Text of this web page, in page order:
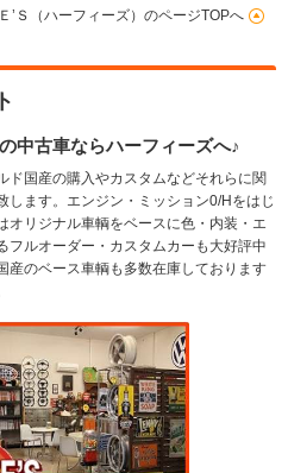
’Ｓ（ハーフィーズ）のページTOPへ
中古車ならハーフィーズへ♪
ド国産の購入やカスタムなどそれらに関
します。エンジン・ミッション0/Hをはじ
オリジナル車輌をベースに色・内装・エ
フルオーダー・カスタムカーも大好評中
産のベース車輌も多数在庫しております